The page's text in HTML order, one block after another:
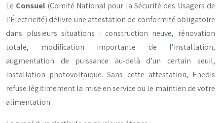
Le Consuel (Comité National pour la Sécurité des Usagers de
l’Électricité) délivre une attestation de conformité obligatoire
dans plusieurs situations : construction neuve, rénovation
totale, modification importante de l’installation,
augmentation de puissance au-delà d’un certain seuil,
installation photovoltaïque. Sans cette attestation, Enedis
refuse légitimement la mise en service ou le maintien de votre
alimentation.